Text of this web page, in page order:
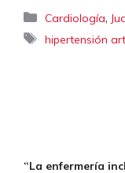
Categorías
Cardiología,
Etiquetas
hipertensión
“La enfermería